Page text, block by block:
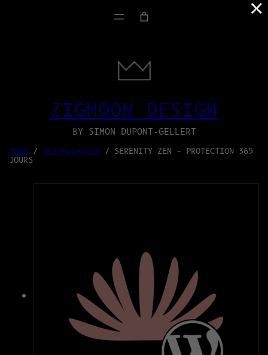
ZIGMOON DESIGN
BY SIMON DUPONT-GELLERT
HOME / INSTALLATION / SERENITY ZEN – PROTECTION 365
JOURS
×